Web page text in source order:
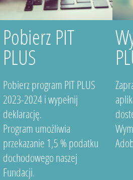
Pobierz PIT
PLUS
Pobierz program PIT PLUS
2023-2024 i wypełnij
deklarację.
Program umożliwia
przekazanie 1,5 % podatku
dochodowego naszej
Fundacji.